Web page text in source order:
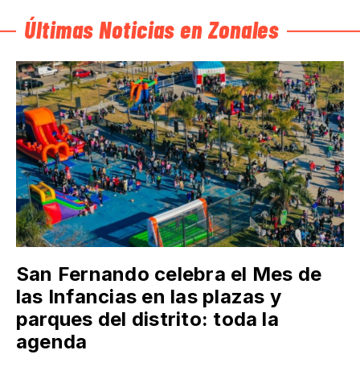
Últimas Noticias en Zonales
San Fernando celebra el Mes de
las Infancias en las plazas y
parques del distrito: toda la
agenda